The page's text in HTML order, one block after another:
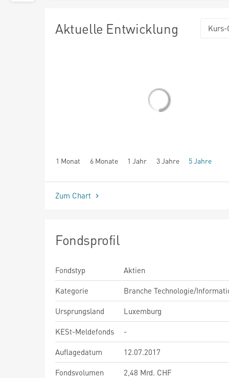
Aktuelle Entwicklung Kurs-
1 Monat 6 Monate 1 Jahr 3 Jahre 5 Jahre
seit Beginn
Zum Chart
Fondsprofil
Fondstyp
Aktien
Kategorie
Branche Technologie/
Ursprungsland
Luxemburg
KESt-Meldefonds
-
Auflagedatum
12.07.2017
Fondsvolumen
2,48 Mrd. CHF